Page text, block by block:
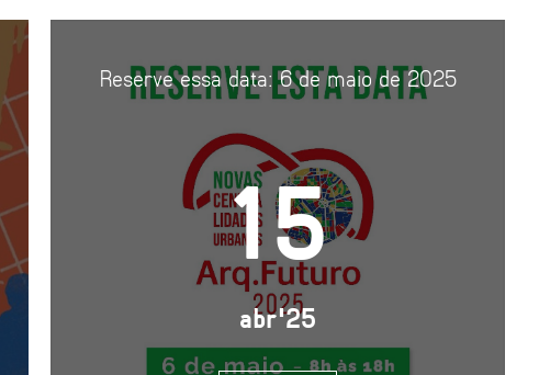
Reserve essa data: 6 de maio de 2025
15
abr'25